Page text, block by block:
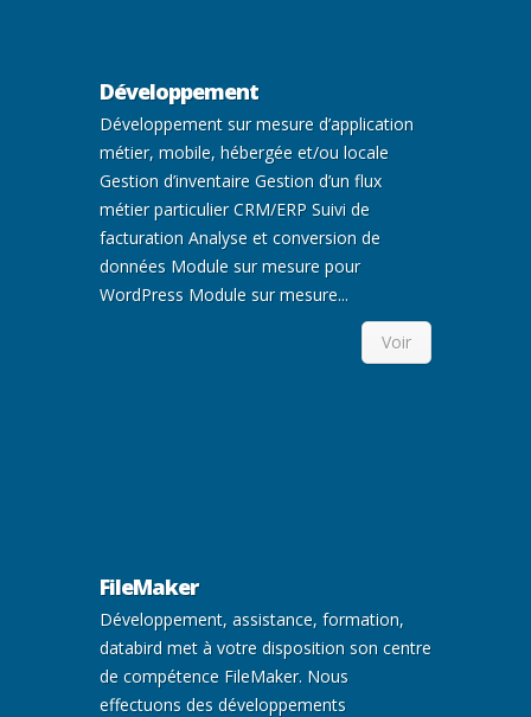
Développement
Développement sur mesure d’application
métier, mobile, hébergée et/ou locale
Gestion d’inventaire Gestion d’un flux
métier particulier CRM/ERP Suivi de
facturation Analyse et conversion de
données Module sur mesure pour
WordPress Module sur mesure...
Voir
FileMaker
Développement, assistance, formation,
databird met à votre disposition son centre
de compétence FileMaker. Nous
effectuons des développements